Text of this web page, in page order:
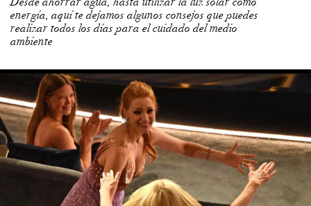
energía, aquí te dejamos algunos consejos que puedes
realizar todos los días para el cuidado del medio
ambiente